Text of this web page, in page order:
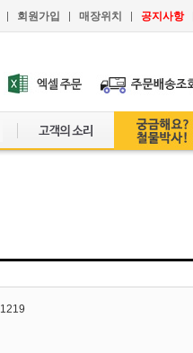
회원가입 매장위치 공지사항